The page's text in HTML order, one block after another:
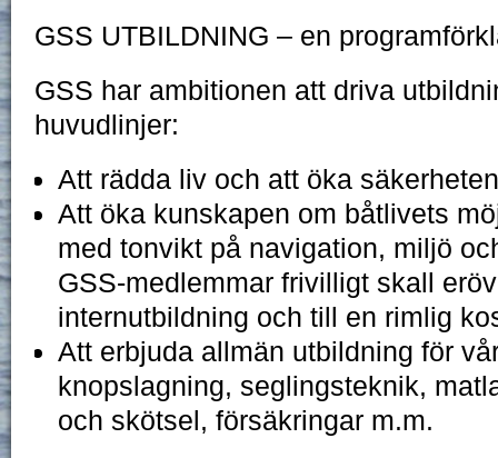
GSS UTBILDNING – en
GSS har ambitionen att driva
huvudlinjer:
Att rädda liv och att öka
Att öka kunskapen om båtlivets
med tonvikt på navigation, miljö
GSS-medlemmar frivilligt skall
internutbildning och till en rimlig
Att erbjuda allmän utbildning för
knopslagning, seglingsteknik,
och skötsel, försäkringar m.m.